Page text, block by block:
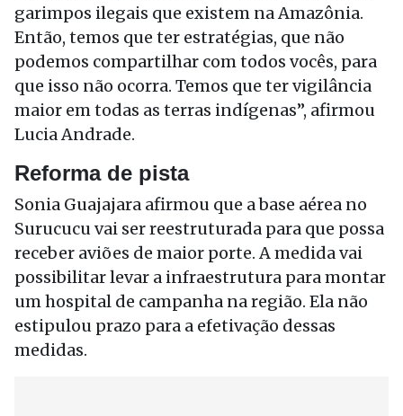
garimpos ilegais que existem na Amazônia.
Então, temos que ter estratégias, que não
podemos compartilhar com todos vocês, para
que isso não ocorra. Temos que ter vigilância
maior em todas as terras indígenas”, afirmou
Lucia Andrade.
Reforma de pista
Sonia Guajajara afirmou que a base aérea no
Surucucu vai ser reestruturada para que possa
receber aviões de maior porte. A medida vai
possibilitar levar a infraestrutura para montar
um hospital de campanha na região. Ela não
estipulou prazo para a efetivação dessas
medidas.